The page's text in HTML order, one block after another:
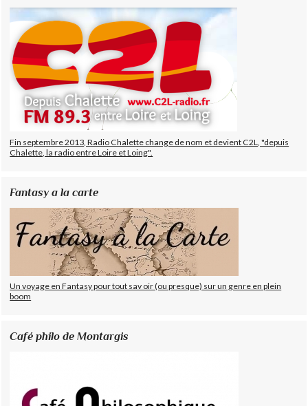
Fin septembre 2013, Radio Chalette change de nom et devient C2L, "depuis
Chalette, la radio entre Loire et Loing".
Fantasy a la carte
Un voyage en Fantasy pour tout sav oir (ou presque) sur un genre en plein
boom
Café philo de Montargis